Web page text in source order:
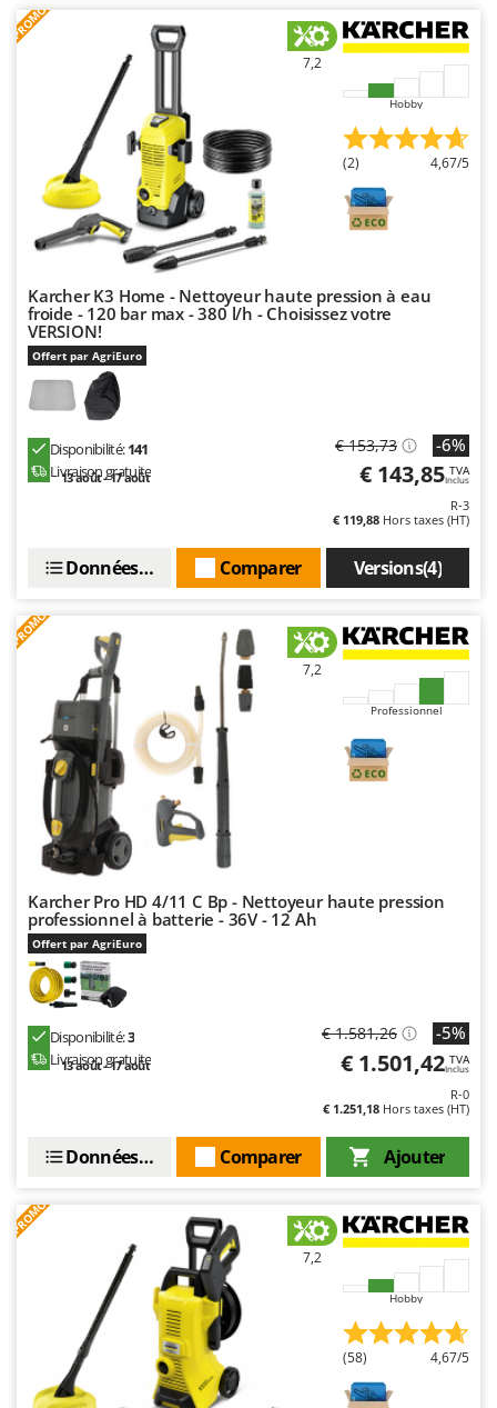
PROMO
7,2
Hobby
(2) 4,67/5
Karcher K3 Home - Nettoyeur haute pression à eau
froide - 120 bar max - 380 l/h - Choisissez votre
VERSION!
Offert par AgriEuro
Disponibilité:141
Livraison gratuite
13 août - 17 août
€ 153,73 -6%
€ 143,85 TVA
Inclus
R-3
€ 119,88 Hors taxes (HT)
Versions(4)
Comparer
Données techniques
PROMO
7,2
Professionnel
Karcher Pro HD 4/11 C Bp - Nettoyeur haute pression
professionnel à batterie - 36V - 12 Ah
Offert par AgriEuro
Disponibilité:3
Livraison gratuite
13 août - 17 août
€ 1.581,26 -5%
€ 1.501,42 TVA
Inclus
R-0
€ 1.251,18 Hors taxes (HT)
Ajouter
Comparer
Données techniques
PROMO
7,2
Hobby
(58) 4,67/5